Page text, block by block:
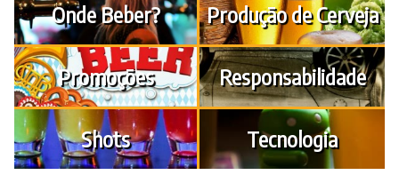
Onde Beber? Produção de Cerveja
Promoções Responsabilidade
Shots Tecnologia